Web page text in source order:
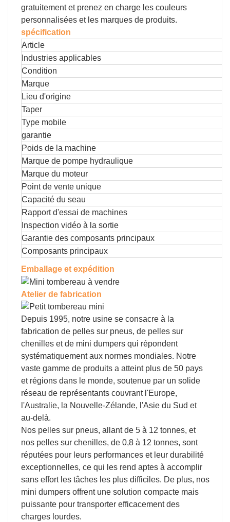
gratuitement et prenez en charge les couleurs
personnalisées et les marques de produits.
spécification
Article
Industries applicables
Condition
Marque
Lieu d'origine
Taper
Type mobile
garantie
Poids de la machine
Marque de pompe hydraulique
Marque du moteur
Point de vente unique
Capacité du seau
Rapport d'essai de machines
Inspection vidéo à la sortie
Garantie des composants principaux
Composants principaux
Emballage et expédition
Atelier de fabrication
Depuis 1995, notre usine se consacre à la
fabrication de pelles sur pneus, de pelles sur
chenilles et de mini dumpers qui répondent
systématiquement aux normes mondiales. Notre
vaste gamme de produits a atteint plus de 50 pays
et régions dans le monde, soutenue par un solide
réseau de représentants couvrant l'Europe,
l'Australie, la Nouvelle-Zélande, l'Asie du Sud et
au-delà.
Nos pelles sur pneus, allant de 5 à 12 tonnes, et
nos pelles sur chenilles, de 0,8 à 12 tonnes, sont
réputées pour leurs performances et leur durabilité
exceptionnelles, ce qui les rend aptes à accomplir
sans effort les tâches les plus difficiles. De plus, nos
mini dumpers offrent une solution compacte mais
puissante pour transporter efficacement des
charges lourdes.